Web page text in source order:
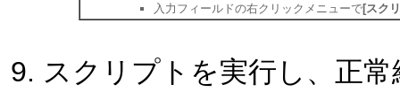
入力フィールドの右クリックメニューで[スク
スクリプトを実行し、正